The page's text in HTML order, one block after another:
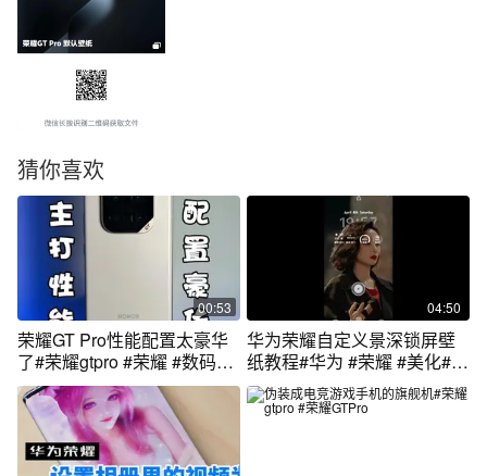
猜你喜欢
00:53
荣耀GT Pro性能配置太豪华
了#荣耀gtpro #荣耀 #数码科
技
04:50
华为荣耀自定义景深锁屏壁
纸教程#华为 #荣耀 #美化#教
程